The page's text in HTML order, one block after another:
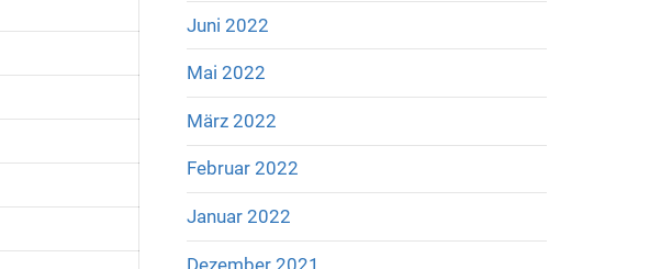
Juni 2022
Mai 2022
März 2022
Februar 2022
Januar 2022
Dezember 2021